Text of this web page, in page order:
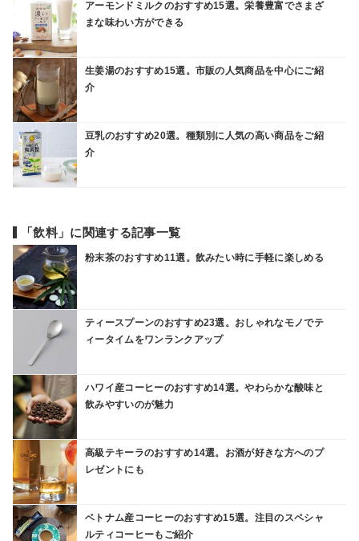
アーモンドミルクのおすすめ15選。栄養豊富でさまざ
まな味わい方ができる
生姜湯のおすすめ15選。市販の人気商品を中心にご紹
介
豆乳のおすすめ20選。種類別に人気の高い商品をご紹
介
「飲料」に関連する記事一覧
粉末茶のおすすめ11選。飲みたい時に手軽に楽しめる
ティースプーンのおすすめ23選。おしゃれなモノでテ
ィータイムをワンランクアップ
ハワイ産コーヒーのおすすめ14選。やわらかな酸味と
飲みやすいのが魅力
高級テキーラのおすすめ14選。お酒が好きな方へのプ
レゼントにも
ベトナム産コーヒーのおすすめ15選。注目のスペシャ
ルティコーヒーもご紹介